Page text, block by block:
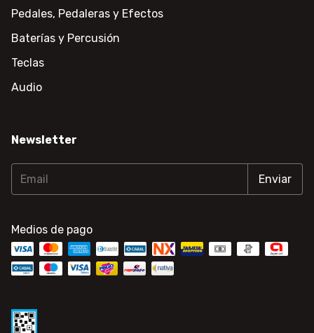
Pedales, Pedaleras y Efectos
Baterías y Percusión
Teclas
Audio
Newsletter
Medios de pago